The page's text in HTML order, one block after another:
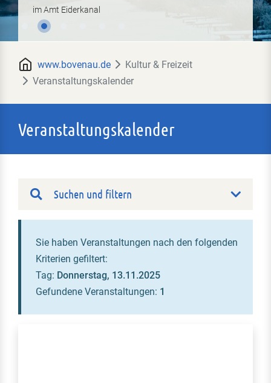
im Amt Eiderkanal
im Amt Eiderkanal
im Amt Eiderkanal
im Amt Eiderkanal
im Amt Eiderkanal
im Amt Eiderkanal
www.bovenau.de
Kultur & Freizeit
Veranstaltungskalender
Veranstaltungskalender
Suchen und filtern
Sie haben Veranstaltungen nach den folgenden
Kriterien gefiltert:
Tag: Donnerstag, 13.11.2025
Gefundene Veranstaltungen: 1